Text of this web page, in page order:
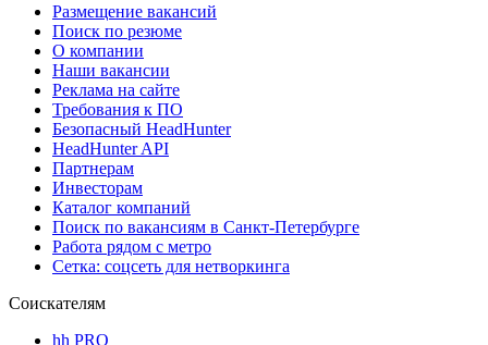
Размещение вакансий
Поиск по резюме
О компании
Наши вакансии
Реклама на сайте
Требования к ПО
Безопасный HeadHunter
HeadHunter API
Партнерам
Инвесторам
Каталог компаний
Поиск по вакансиям в Санкт-Петербурге
Работа рядом с метро
Сетка: соцсеть для нетворкинга
Соискателям
hh PRO